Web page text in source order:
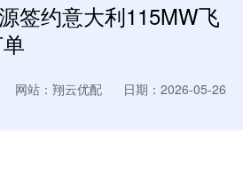
签约意大利115MW飞
网站：翔云优配
日期：2026-05-26